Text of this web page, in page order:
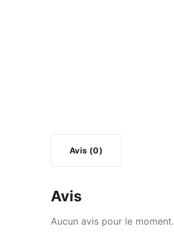
Avis (0)
Avis
Aucun avis pour le moment.